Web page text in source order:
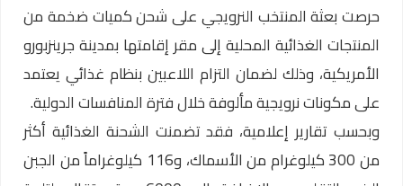
حرصت بعثة المنتخب النرويجي على شحن كميات ضخمة من
المنتجات الغذائية المحلية إلى مقر إقامتها بمدينة جرينزبورو
الأمريكية، وذلك لضمان التزام اللاعبين بنظام غذائي يعتمد
على مكونات نرويجية مألوفة خلال فترة المنافسات الدولية.
وبحسب تقارير إعلامية، فقد تضمنت الشحنة الغذائية أكثر
من 300 كيلوغرام من الأسماك، و116 كيلوغراماً من الجبن